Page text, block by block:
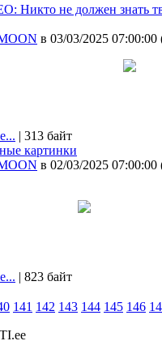
Никто не должен знать
в 03/03/2025 07:00:00
| 313 байт
картинки
в 02/03/2025 07:00:00
| 823 байт
141 142 143 144 145 146